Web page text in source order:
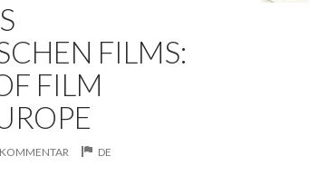
FILMS:
FILM
DE